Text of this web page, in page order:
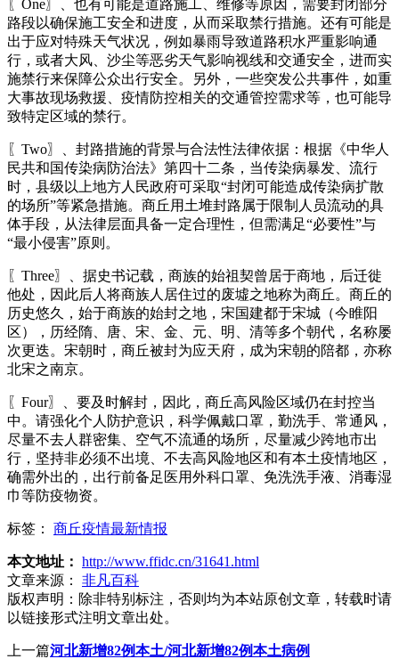
〖One〗、也有可能是道路施工、维修等原因，需要封闭部分
路段以确保施工安全和进度，从而采取禁行措施。还有可能是
出于应对特殊天气状况，例如暴雨导致道路积水严重影响通
行，或者大风、沙尘等恶劣天气影响视线和交通安全，进而实
施禁行来保障公众出行安全。另外，一些突发公共事件，如重
大事故现场救援、疫情防控相关的交通管控需求等，也可能导
致特定区域的禁行。
〖Two〗、封路措施的背景与合法性法律依据：根据《中华人
民共和国传染病防治法》第四十二条，当传染病暴发、流行
时，县级以上地方人民政府可采取“封闭可能造成传染病扩散
的场所”等紧急措施。商丘用土堆封路属于限制人员流动的具
体手段，从法律层面具备一定合理性，但需满足“必要性”与
“最小侵害”原则。
〖Three〗、据史书记载，商族的始祖契曾居于商地，后迁徙
他处，因此后人将商族人居住过的废墟之地称为商丘。商丘的
历史悠久，始于商族的始封之地，宋国建都于宋城（今睢阳
区），历经隋、唐、宋、金、元、明、清等多个朝代，名称屡
次更迭。宋朝时，商丘被封为应天府，成为宋朝的陪都，亦称
北宋之南京。
〖Four〗、要及时解封，因此，商丘高风险区域仍在封控当
中。请强化个人防护意识，科学佩戴口罩，勤洗手、常通风，
尽量不去人群密集、空气不流通的场所，尽量减少跨地市出
行，坚持非必须不出境、不去高风险地区和有本土疫情地区，
确需外出的，出行前备足医用外科口罩、免洗洗手液、消毒湿
巾等防疫物资。
标签： 商丘疫情最新情报
本文地址： http://www.ffidc.cn/31641.html
文章来源：
非凡百科
版权声明： 除非特别标注，否则均为本站原创文章，转载时请
以链接形式注明文章出处。
上一篇河北新增82例本土/河北新增82例本土病例